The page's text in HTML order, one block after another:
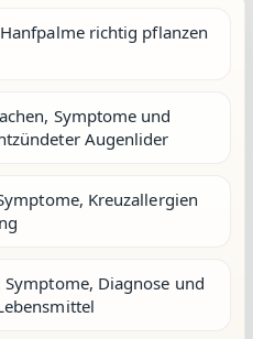
richtig pflanzen
Symptome und
Augenlider
Kreuzallergien
Symptome, Diagnose und